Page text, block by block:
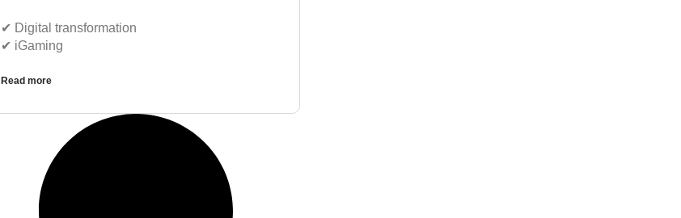
✔︎ Digital transformation
✔︎ iGaming
Read more